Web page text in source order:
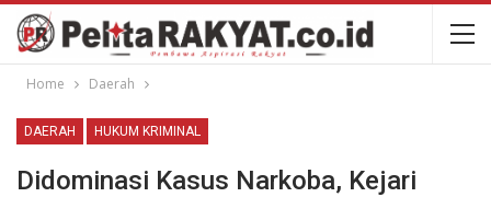
Home Daerah
DAERAH HUKUM KRIMINAL
Didominasi Kasus Narkoba, Kejari